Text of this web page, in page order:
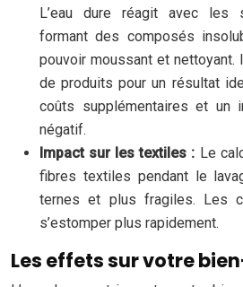
L’eau dure réagit avec les
formant des composés
pouvoir moussant et
de produits pour un résultat
coûts supplémentaires et un
négatif.
Impact sur les textiles : Le
fibres textiles pendant le
ternes et plus fragiles. Les
s’estomper plus rapidement.
Les effets sur votre